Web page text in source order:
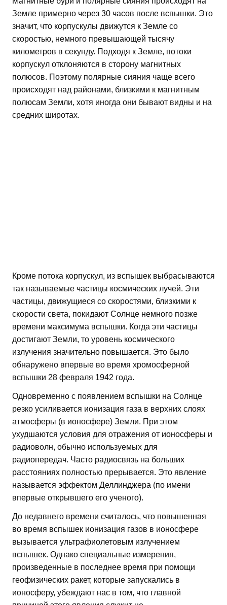
Земле примерно через 30 часов после вспышки. Это
значит, что корпускулы движутся к Земле со
скоростью, немного превышающей тысячу
километров в секунду. Подходя к Земле, потоки
корпускул отклоняются в сторону магнитных
полюсов. Поэтому полярные сияния чаще всего
происходят над районами, близкими к магнитным
полюсам Земли, хотя иногда они бывают видны и на
средних широтах.
Кроме потока корпускул, из вспышек выбрасываются
так называемые частицы космических лучей. Эти
частицы, движущиеся со скоростями, близкими к
скорости света, покидают Солнце немного позже
времени максимума вспышки. Когда эти частицы
достигают Земли, то уровень космического
излучения значительно повышается. Это было
обнаружено впервые во время хромосферной
вспышки 28 февраля 1942 года.
Одновременно с появлением вспышки на Солнце
резко усиливается ионизация газа в верхних слоях
атмосферы (в ионосфере) Земли. При этом
ухудшаются условия для отражения от ионосферы и
радиоволн, обычно используемых для
радиопередач. Часто радиосвязь на больших
расстояниях полностью прерывается. Это явление
называется эффектом Деллинджера (по имени
впервые открывшего его ученого).
До недавнего времени считалось, что повышенная
во время вспышек ионизация газов в ионосфере
вызывается ультрафиолетовым излучением
вспышек. Однако специальные измерения,
произведенные в последнее время при помощи
геофизических ракет, которые запускались в
ионосферу, убеждают нас в том, что главной